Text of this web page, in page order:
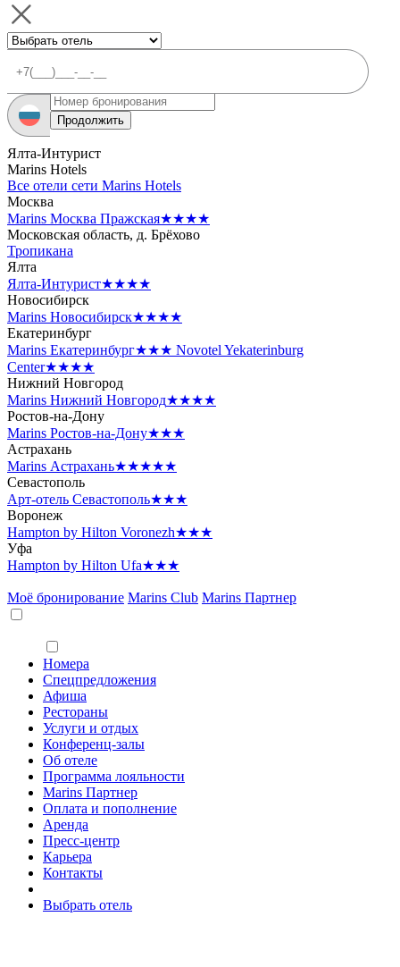
Продолжить
Ялта-Интурист
Marins Hotels
Все отели сети Marins Hotels
Москва
Marins Москва Пражская★★★★
Московская область, д. Брёхово
Тропикана
Ялта
Ялта-Интурист★★★★
Новосибирск
Marins Новосибирск★★★★
Екатеринбург
Marins Екатеринбург★★★ Novotel Yekaterinburg
Center★★★★
Нижний Новгород
Marins Нижний Новгород★★★★
Ростов-на-Дону
Marins Ростов-на-Дону★★★
Астрахань
Marins Астрахань★★★★★
Севастополь
Арт-отель Севастополь★★★
Воронеж
Hampton by Hilton Voronezh★★★
Уфа
Hampton by Hilton Ufa★★★
Моё бронирование Marins Club Marins Партнер
Номера
Спецпредложения
Афиша
Рестораны
Услуги и отдых
Конференц-залы
Об отеле
Программа лояльности
Marins Партнер
Оплата и пополнение
Аренда
Пресс-центр
Карьера
Контакты
Выбрать отель